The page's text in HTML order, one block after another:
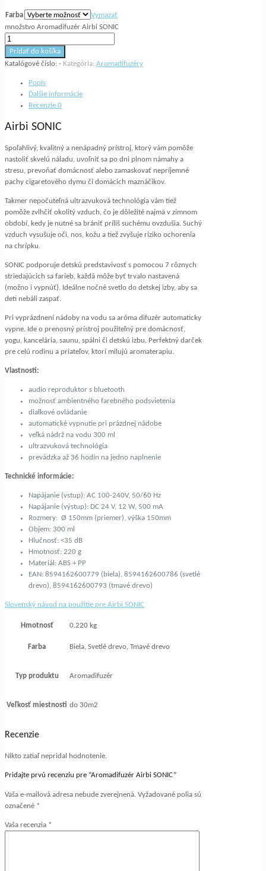
Farba
Vymazať
množstvo Aromadifuzér Airbi SONIC
Pridať do košíka
Katalógové číslo: - Kategória: Aromadifuzéry
Popis
Ďalšie informácie
Recenzie 0
Airbi SONIC
Spoľahlivý, kvalitný a nenápadný prístroj, ktorý vám pomôže
nastoliť skvelú náladu, uvoľniť sa po dni plnom námahy a
stresu, prevoňať domácnosť alebo zamaskovať nepríjemné
pachy cigaretového dymu či domácich maznáčikov.
Takmer nepočuteľná ultrazvuková technológia vám tiež
pomôže zvlhčiť okolitý vzduch, čo je dôležité najmä v zimnom
období, kedy je nutné sa brániť príliš suchému ovzdušia. Suchý
vzduch vysušuje oči, nos, kožu a tiež zvyšuje riziko ochorenia
na chrípku.
SONIC podporuje detskú predstavivosť s pomocou 7 rôznych
striedajúcich sa farieb, každá môže byť trvalo nastavená
(možno i vypnúť). Ideálne nočné svetlo do detskej izby, aby sa
deti nebáli zaspať.
Pri vyprázdnení nádoby na vodu sa aróma difuzér automaticky
vypne. Ide o prenosný prístroj použiteľný pre domácnosť,
yogu, kancelária, saunu, spálni či detskú izbu. Perfektný darček
pre celú rodinu a priateľov, ktorí milujú aromaterapiu.
Vlastnosti:
audio reproduktor s bluetooth
možnosť ambientného farebného podsvietenia
diaľkové ovládanie
automatické vypnutie pri prázdnej nádobe
veľká nádrž na vodu 300 ml
ultrazvuková technológia
prevádzka až 36 hodín na jedno naplnenie
Technické informácie:
Napájanie (vstup): AC 100-240V, 50/60 Hz
Napájanie (výstup): DC 24 V, 12 W, 500 mA
Rozmery: Ø 150mm (priemer), výška 150mm
Objem: 300 ml
Hlučnosť: <35 dB
Hmotnosť: 220 g
Materiál: ABS + PP
EAN: 8594162600779 (biela), 8594162600786 (svetlé
drevo), 8594162600793 (tmavé drevo)
Slovenský návod na použitie pre Airbi SONIC
Hmotnosť 0.220 kg
Farba Biela, Svetlé drevo, Tmavé drevo
Typ produktu Aromadifuzér
Veľkosť miestnosti do 30m2
Recenzie
Nikto zatiaľ nepridal hodnotenie.
Pridajte prvú recenziu pre “Aromadifuzér Airbi SONIC”
Vaša e-mailová adresa nebude zverejnená. Vyžadované polia sú
označené *
Vaša recenzia *